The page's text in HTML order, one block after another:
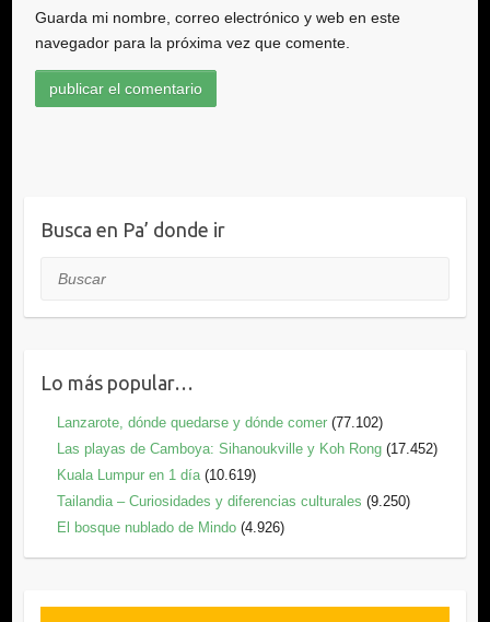
Guarda mi nombre, correo electrónico y web en este
navegador para la próxima vez que comente.
Busca en Pa’ donde ir
Buscar
Lo más popular…
Lanzarote, dónde quedarse y dónde comer (77.102)
Las playas de Camboya: Sihanoukville y Koh Rong (17.452)
Kuala Lumpur en 1 día (10.619)
Tailandia – Curiosidades y diferencias culturales (9.250)
El bosque nublado de Mindo (4.926)